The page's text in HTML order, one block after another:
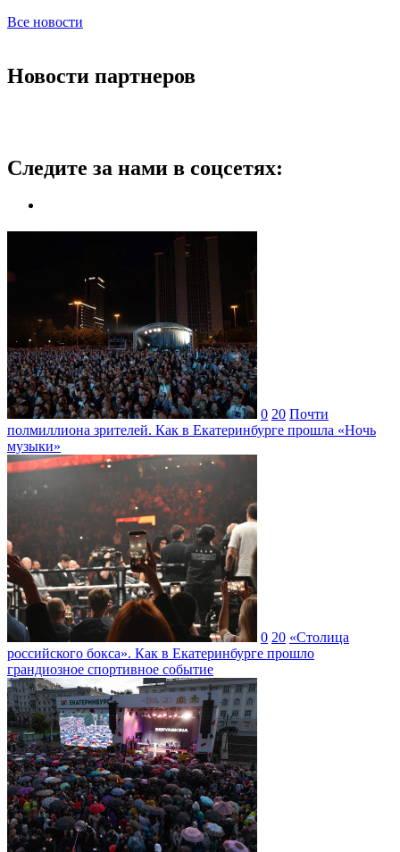
Все новости
Новости партнеров
Следите за нами в соцсетях:
0 20 Почти
полмиллиона зрителей. Как в Екатеринбурге прошла «Ночь
музыки»
0 20 «Столица
российского бокса». Как в Екатеринбурге прошло
грандиозное спортивное событие